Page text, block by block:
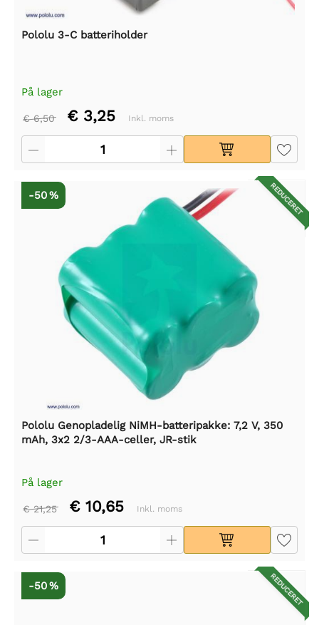
Pololu 3-C batteriholder
På lager
€ 6,50 € 3,25 Inkl. moms
REDUCERET
-50 %
Pololu Genopladelig NiMH-batteripakke: 7,2 V, 350
mAh, 3x2 2/3-AAA-celler, JR-stik
På lager
€ 21,25 € 10,65 Inkl. moms
REDUCERET
-50 %